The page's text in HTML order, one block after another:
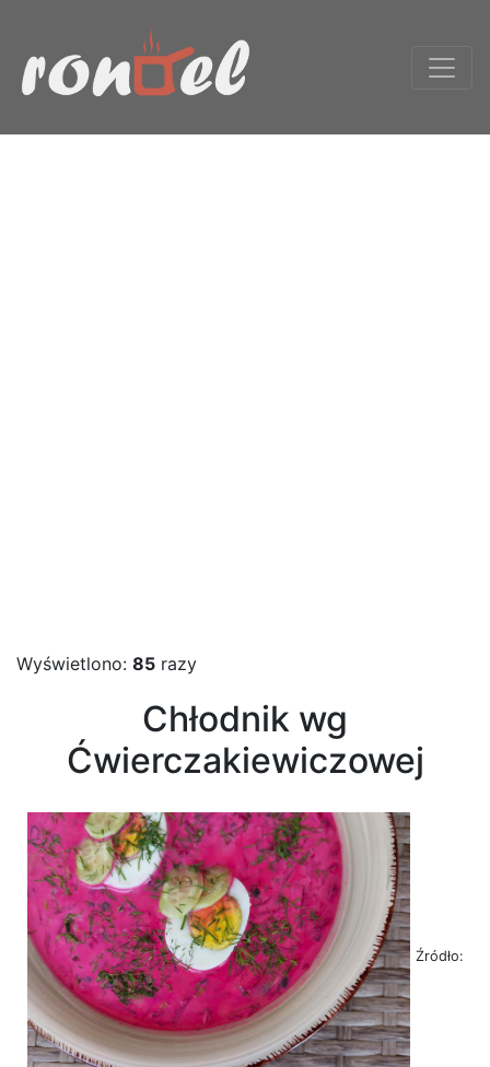
Wyświetlono: 85 razy
Chłodnik wg
Ćwierczakiewiczowej
Źródło: